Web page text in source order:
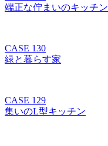
端正な佇まいのキッチン
CASE 130
緑と暮らす家
CASE 129
集いのL型キッチン